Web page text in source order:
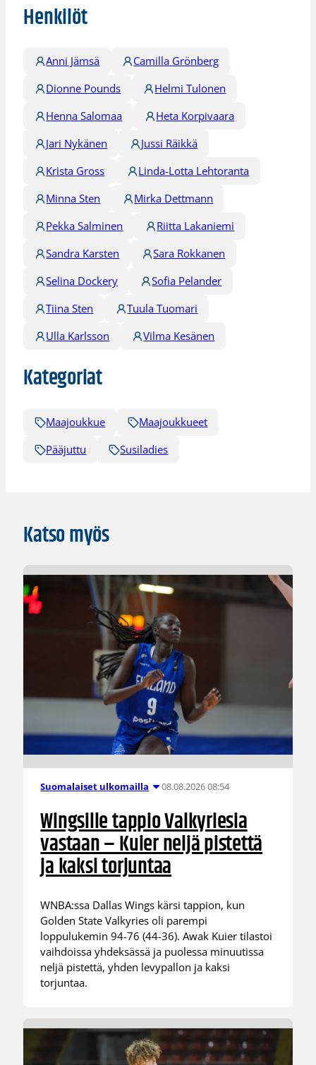
Henkilöt
Anni Jämsä
Camilla Grönberg
Dionne Pounds
Helmi Tulonen
Henna Salomaa
Heta Korpivaara
Jari Nykänen
Jussi Räikkä
Krista Gross
Linda-Lotta Lehtoranta
Minna Sten
Mirka Dettmann
Pekka Salminen
Riitta Lakaniemi
Sandra Karsten
Sara Rokkanen
Selina Dockery
Sofia Pelander
Tiina Sten
Tuula Tuomari
Ulla Karlsson
Vilma Kesänen
Kategoriat
Maajoukkue
Maajoukkueet
Pääjuttu
Susiladies
Katso myös
Suomalaiset ulkomailla 08.08.2026 08:54
Wingsille tappio Valkyriesia
vastaan – Kuier neljä pistettä
ja kaksi torjuntaa
WNBA:ssa Dallas Wings kärsi tappion, kun
Golden State Valkyries oli parempi
loppulukemin 94-76 (44-36). Awak Kuier tilastoi
vaihdoissa yhdeksässä ja puolessa minuutissa
neljä pistettä, yhden levypallon ja kaksi
torjuntaa.